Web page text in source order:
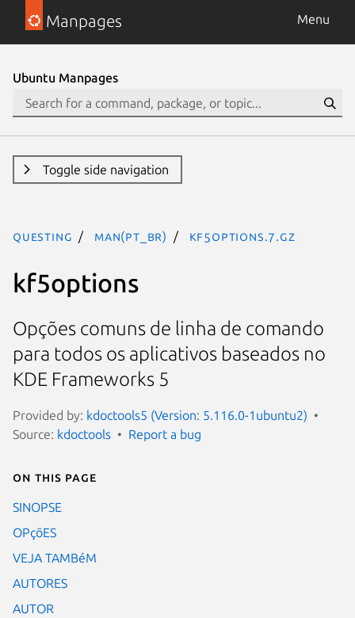
Manpages Menu
Ubuntu Manpages
Toggle side navigation
questing man(pt_BR) kf5options.7.gz
kf5options
Opções comuns de linha de comando
para todos os aplicativos baseados no
KDE Frameworks 5
Provided by: kdoctools5 (Version: 5.116.0-1ubuntu2)
Source: kdoctools Report a bug
On this page
SINOPSE
OPçõES
VEJA TAMBéM
AUTORES
AUTOR